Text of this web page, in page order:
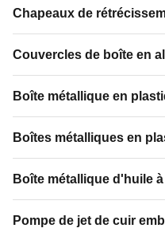
Chapeaux de
Couvercles de boîte en
Boîte métallique en
Boîtes métalliques en
Boîte métallique d'huile
Pompe de jet de cuir